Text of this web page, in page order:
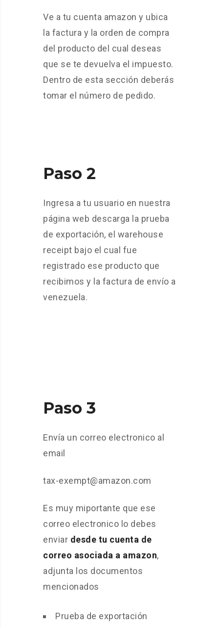
Ve a tu cuenta amazon y ubica
la factura y la orden de compra
del producto del cual deseas
que se te devuelva el impuesto.
Dentro de esta sección deberás
tomar el número de pedido.
Paso 2
Ingresa a tu usuario en nuestra
página web descarga la prueba
de exportación, el warehouse
receipt bajo el cual fue
registrado ese producto que
recibimos y la factura de envío a
venezuela.
Paso 3
Envía un correo electronico al
email
tax-exempt@amazon.com
Es muy miportante que ese
correo electronico lo debes
enviar desde tu cuenta de
correo asociada a amazon,
adjunta los documentos
mencionados
Prueba de exportación